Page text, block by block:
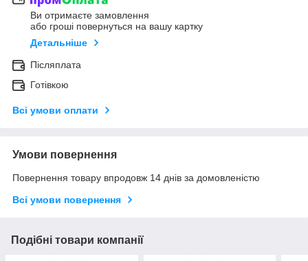
Ви отримаєте замовлення
або гроші повернуться на вашу картку
Детальніше
Післяплата
Готівкою
Всі умови оплати
Умови повернення
Повернення товару впродовж 14 днів за домовленістю
Всі умови повернення
Подібні товари компанії